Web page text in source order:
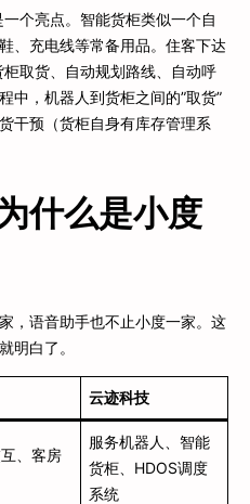
个亮点。智能货柜类似一个自
、充电线等常备用品。住客下达
取货、自动规划路线、自动呼
中，机器人到货柜之间的”取货”
干预（货柜自身有库存管理系
什么是小度
，语音助手也不止小度一家。这
明白了。
云迹科技
、客房
服务机器人、智能
货柜、HDOS调度
系统